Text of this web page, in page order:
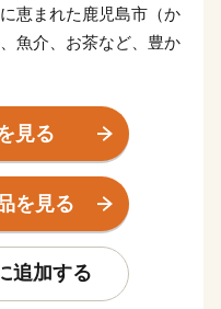
恵まれた鹿児島市（か
魚介、お茶など、豊か
つま揚げなど美味し
生み出された薩摩切
種都市機能が集積して
見る
を見る
追加する